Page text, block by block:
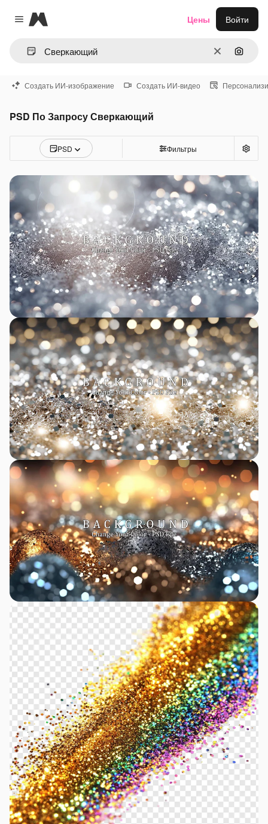
Close menu
Magnific
ОчиститьПоиск
Цены Войти
Создать ИИ-изображение Создать ИИ-видео
PSD По Запросу Сверкающий
PSD Фильтры